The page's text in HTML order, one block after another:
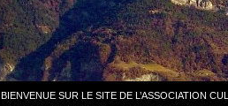
BIENVENUE SUR LE SITE DE L’ASSOCIATION